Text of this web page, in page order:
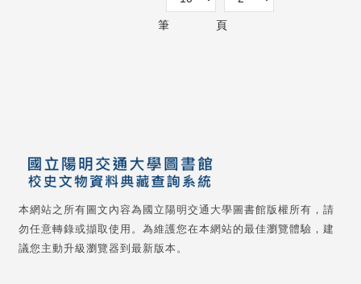
筆 頁
本網站之所有圖文內容為國立陽明交通大學圖書館版權所有，請
勿任意轉錄或擷取使用。為維護您在本網站的最佳瀏覽體驗，建
議您主動升級瀏覽器到最新版本。